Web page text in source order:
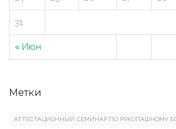
« Июн
31
Метки
АТТЕСТАЦИОННЫЙ СЕМИНАР ПО РУКОПАШНОМУ